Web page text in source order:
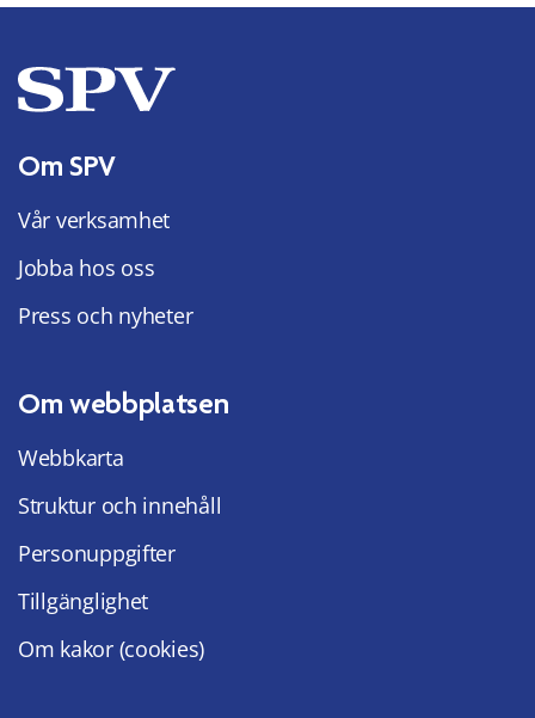
Om SPV
Vår verksamhet
Jobba hos oss
Press och nyheter
Om webbplatsen
Webbkarta
Struktur och innehåll
Personuppgifter
Tillgänglighet
Om kakor (cookies)